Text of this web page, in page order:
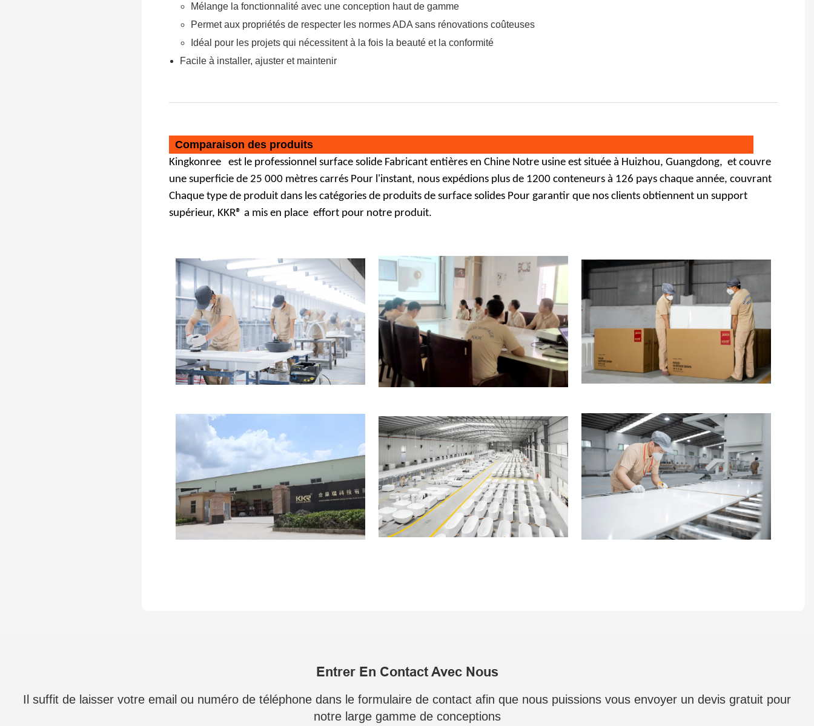
Mélange la fonctionnalité avec une conception haut de gamme
Permet aux propriétés de respecter les normes ADA sans rénovations coûteuses
Idéal pour les projets qui nécessitent à la fois la beauté et la conformité
Facile à installer, ajuster et maintenir
Comparaison des produits
Kingkonree est le professionnel surface solide Fabricant entières en Chine Notre usine est située à Huizhou, Guangdong, et couvre
une superficie de 25 000 mètres carrés Pour l'instant, nous expédions plus de 1200 conteneurs à 126 pays chaque année, couvrant
Chaque type de produit dans les catégories de produits de surface solides Pour garantir que nos clients obtiennent un support
supérieur, KKR® a mis en place effort pour notre produit.
Entrer En Contact Avec Nous
Il suffit de laisser votre email ou numéro de téléphone dans le formulaire de contact afin que nous puissions vous envoyer un devis gratuit pour
notre large gamme de conceptions